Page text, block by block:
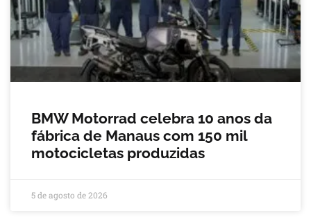
BMW Motorrad celebra 10 anos da
fábrica de Manaus com 150 mil
motocicletas produzidas
5 de agosto de 2026